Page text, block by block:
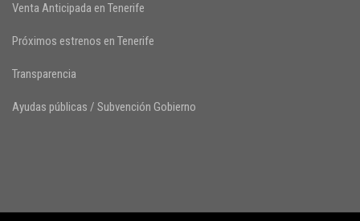
Venta Anticipada en Tenerife
Próximos estrenos en Tenerife
Transparencia
Ayudas públicas / Subvención Gobierno